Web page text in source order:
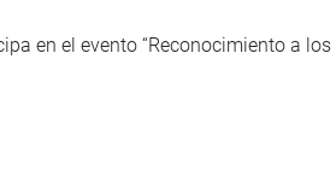
en el evento “Reconocimiento a